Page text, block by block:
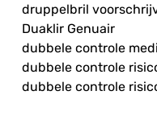
druppelbril
Duaklir Genuair
dubbele controle
dubbele controle
dubbele controle